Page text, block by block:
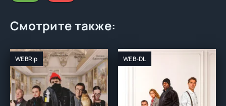
Смотрите также:
WEBRip WEB-DL